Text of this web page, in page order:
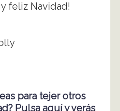
feliz Navidad!
para tejer otros
Pulsa aquí y verás